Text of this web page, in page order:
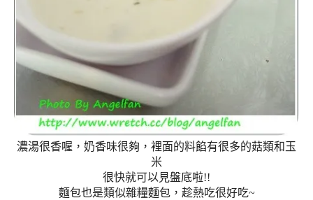
濃湯很香喔，奶香味很夠，裡面的料餡有很多的菇類和玉
米
很快就可以見盤底啦!!
麵包也是類似雜糧麵包，趁熱吃很好吃~